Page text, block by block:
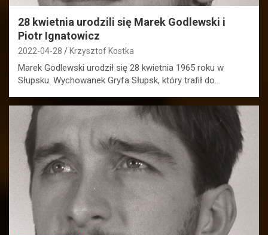
28 kwietnia urodzili się Marek Godlewski i
Piotr Ignatowicz
2022-04-28 Krzysztof Kostka
Marek Godlewski urodził się 28 kwietnia 1965 roku w
Słupsku. Wychowanek Gryfa Słupsk, który trafił do…